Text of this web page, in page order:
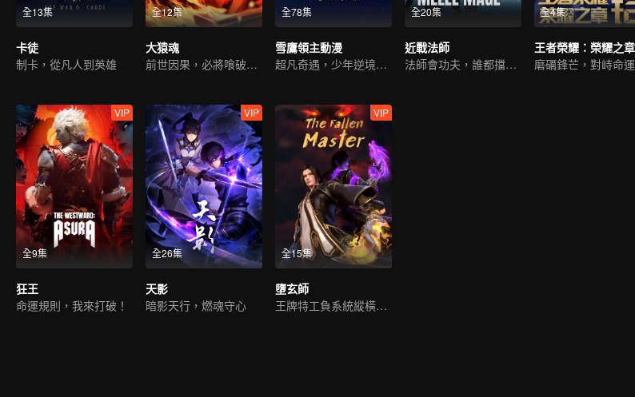
全13集
卡徒
制卡，從凡人到英雄
全12集
大猿魂
前世因果，必將喰破蒼穹
全78集
雪鷹領主動漫
超凡奇遇，少年逆境重生
全20集
近戰法師
法師會功夫，誰都擋不住
全4集
磨礪鋒芒，對峙命運
全9集
VIP
狂王
命運規則，我來打破！
全26集
VIP
天影
暗影天行，燃魂守心
全15集
VIP
墮玄師
王牌特工負系統縱橫九荒